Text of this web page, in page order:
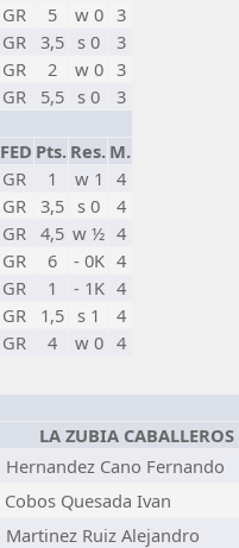
GR 5 w 0 3
GR 3,5 s 0
3
GR 2 w 0 3
GR 5,5 s 0
3
FED Pts. Res. M.
GR 1 w 1
4
GR 3,5 s 0
4
GR 4,5 w ½ 4
GR 6 - 0K 4
GR 1 - 1K 4
GR 1,5 s 1
4
GR 4 w 0 4
LA ZUBIA CABALLEROS
Hernandez Cano Fernando
Cobos Quesada Ivan
Martinez Ruiz Alejandro